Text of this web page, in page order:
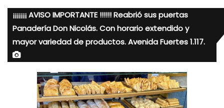
¡¡¡¡¡¡¡ AVISO IMPORTANTE !!!!!! Reabrió sus puertas
Panadería Don Nicolás. Con horario extendido y
mayor variedad de productos. Avenida Fuertes 1.117.